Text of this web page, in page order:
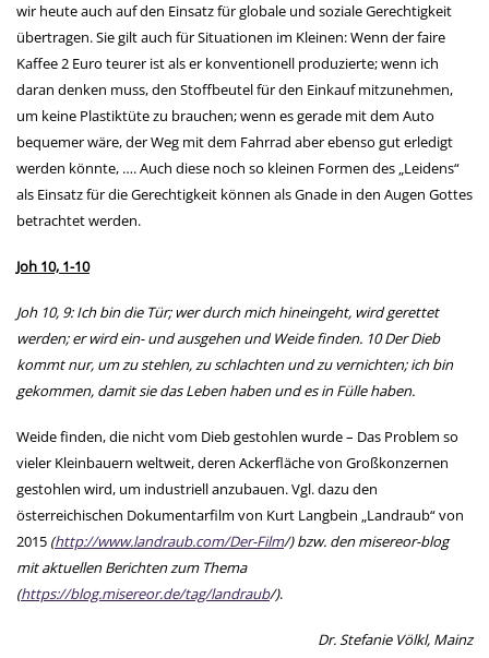
wir heute auch auf den Einsatz für globale und soziale Gerechtigkeit
übertragen. Sie gilt auch für Situationen im Kleinen: Wenn der faire
Kaffee 2 Euro teurer ist als er konventionell produzierte; wenn ich
daran denken muss, den Stoffbeutel für den Einkauf mitzunehmen,
um keine Plastiktüte zu brauchen; wenn es gerade mit dem Auto
bequemer wäre, der Weg mit dem Fahrrad aber ebenso gut erledigt
werden könnte, …. Auch diese noch so kleinen Formen des „Leidens“
als Einsatz für die Gerechtigkeit können als Gnade in den Augen Gottes
betrachtet werden.
Joh 10, 1-10
Joh 10, 9: Ich bin die Tür; wer durch mich hineingeht, wird gerettet
werden; er wird ein- und ausgehen und Weide finden. 10 Der Dieb
kommt nur, um zu stehlen, zu schlachten und zu vernichten; ich bin
gekommen, damit sie das Leben haben und es in Fülle haben.
Weide finden, die nicht vom Dieb gestohlen wurde – Das Problem so
vieler Kleinbauern weltweit, deren Ackerfläche von Großkonzernen
gestohlen wird, um industriell anzubauen. Vgl. dazu den
österreichischen Dokumentarfilm von Kurt Langbein „Landraub“ von
2015 (http://www.landraub.com/Der-Film/) bzw. den misereor-blog
mit aktuellen Berichten zum Thema
(https://blog.misereor.de/tag/landraub/).
Dr. Stefanie Völkl, Mainz